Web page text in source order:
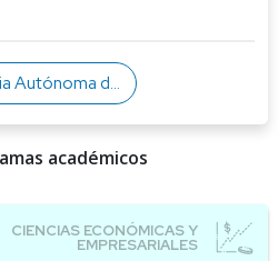
de las Américas
académicos